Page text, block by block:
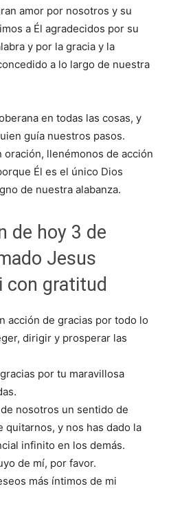
amor por nosotros y su
a Él agradecidos por su
y por la gracia y la
a lo largo de nuestra
en todas las cosas, y
guía nuestros pasos.
oración, llenémonos de acción
Él es el único Dios
de nuestra alabanza.
de hoy 3 de
Jesus
con gratitud
acción de gracias por todo lo
dirigir y prosperar las
por tu maravillosa
nosotros un sentido de
quitarnos, y nos has dado la
infinito en los demás.
de mí, por favor.
más íntimos de mi